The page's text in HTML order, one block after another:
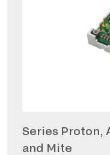
Series Proton,
and Mite